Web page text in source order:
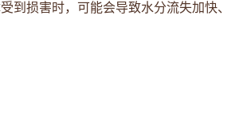
到损害时，可能会导致水分流失加快、